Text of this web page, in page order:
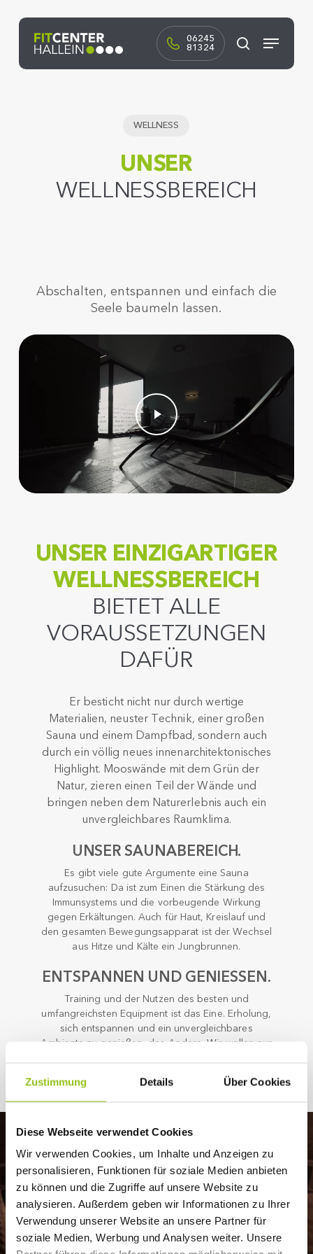
Zustimmung Details Über Cookies
Diese Webseite verwendet Cookies
Wir verwenden Cookies, um Inhalte und Anzeigen zu
personalisieren, Funktionen für soziale Medien anbieten
zu können und die Zugriffe auf unsere Website zu
analysieren. Außerdem geben wir Informationen zu Ihrer
Verwendung unserer Website an unsere Partner für
soziale Medien, Werbung und Analysen weiter. Unsere
06245
81324 Suchen
Menü
WELLNESS
UNSER
WELLNESSBEREICH
Abschalten, entspannen und einfach die
Seele baumeln lassen.
Play Video
UNSER EINZIGARTIGER
WELLNESSBEREICH
BIETET ALLE
VORAUSSETZUNGEN
DAFÜR.
Er besticht nicht nur durch wertige
Materialien, neuster Technik, einer großen
Sauna und einem Dampfbad, sondern auch
durch ein völlig neues innenarchitektonisches
Highlight. Mooswände mit dem Grün der
Natur, zieren einen Teil der Wände und
bringen neben dem Naturerlebnis auch ein
unvergleichbares Raumklima.
UNSER SAUNABEREICH.
Es gibt viele gute Argumente eine Sauna
aufzusuchen: Da ist zum Einen die Stärkung des
Immunsystems und die vorbeugende Wirkung
gegen Erkältungen. Auch für Haut, Kreislauf und
den gesamten Bewegungsapparat ist der Wechsel
aus Hitze und Kälte ein Jungbrunnen.
ENTSPANNEN UND GENIESSEN.
Training und der Nutzen des besten und
umfangreichsten Equipment ist das Eine. Erholung,
sich entspannen und ein unvergleichbares
Ambiente zu genießen, das Andere. Wir wollen nur